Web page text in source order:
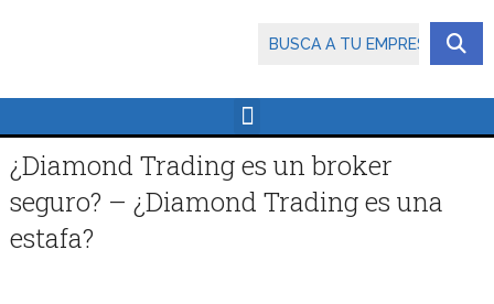
¿Diamond Trading es un broker
seguro? – ¿Diamond Trading es una
estafa?